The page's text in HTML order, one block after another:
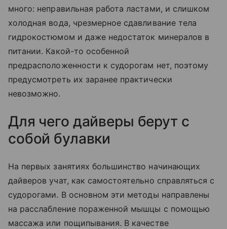
много: неправильная работа ластами, и слишком
холодная вода, чрезмерное сдавливание тела
гидрокостюмом и даже недостаток минералов в
питании. Какой-то особенной
предрасположенности к судорогам нет, поэтому
предусмотреть их заранее практически
невозможно.
Для чего дайверы берут с
собой булавки
На первых занятиях большинство начинающих
дайверов учат, как самостоятельно справляться с
судорогами. В основном эти методы направлены
на расслабление пораженной мышцы с помощью
массажа или пощипывания. В качестве